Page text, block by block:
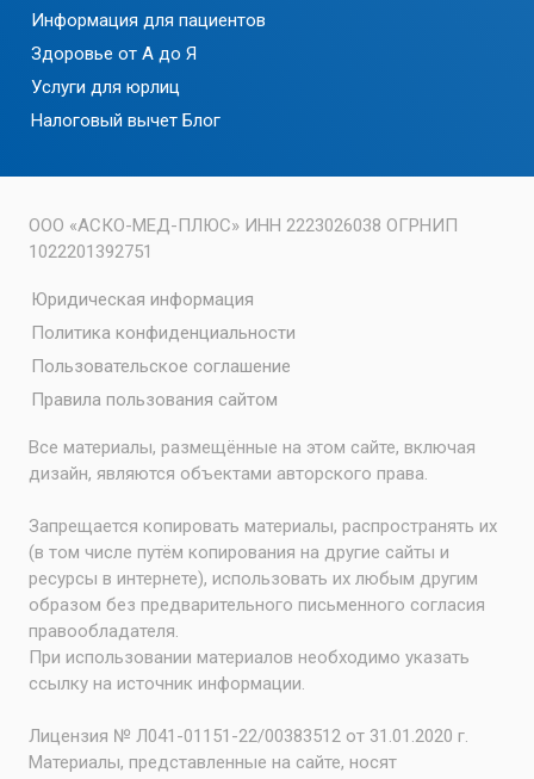
Информация для пациентов
Здоровье от А до Я
Услуги для юрлиц
Налоговый вычет Блог
ООО «АСКО-МЕД-ПЛЮС» ИНН 2223026038 ОГРНИП
1022201392751
Юридическая информация
Политика конфиденциальности
Пользовательское соглашение
Правила пользования сайтом
Все материалы, размещённые на этом сайте, включая
дизайн, являются объектами авторского права.
Запрещается копировать материалы, распространять их
(в том числе путём копирования на другие сайты и
ресурсы в интернете), использовать их любым другим
образом без предварительного письменного согласия
правообладателя.
При использовании материалов необходимо указать
ссылку на источник информации.
Лицензия № Л041-01151-22/00383512 от 31.01.2020 г.
Материалы, представленные на сайте, носят